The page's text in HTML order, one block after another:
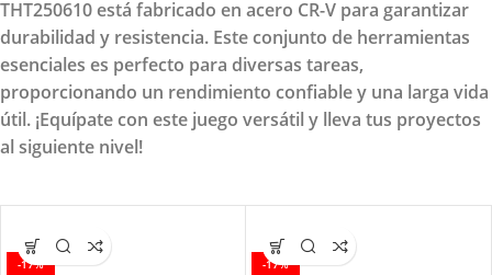
THT250610 está fabricado en acero CR-V para garantizar
durabilidad y resistencia. Este conjunto de herramientas
esenciales es perfecto para diversas tareas,
proporcionando un rendimiento confiable y una larga vida
útil. ¡Equípate con este juego versátil y lleva tus proyectos
al siguiente nivel!
-17% -17%